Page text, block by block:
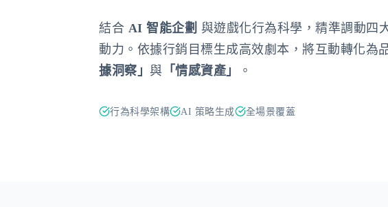
結合 AI 智能企劃 與遊戲化行為科學，精準調動四
動力。依據行銷目標生成高效劇本，將互動轉化為
據洞察」 與 「情感資產」 。
行為科學架構 AI 策略生成 全場景覆蓋